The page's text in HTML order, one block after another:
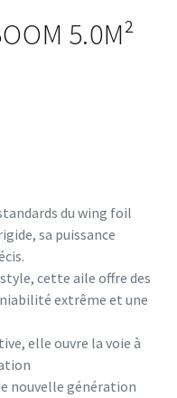
5.0M²
€.
du wing foil
sa puissance
cette aile offre des
extrême et une
elle ouvre la voie à
nouvelle génération